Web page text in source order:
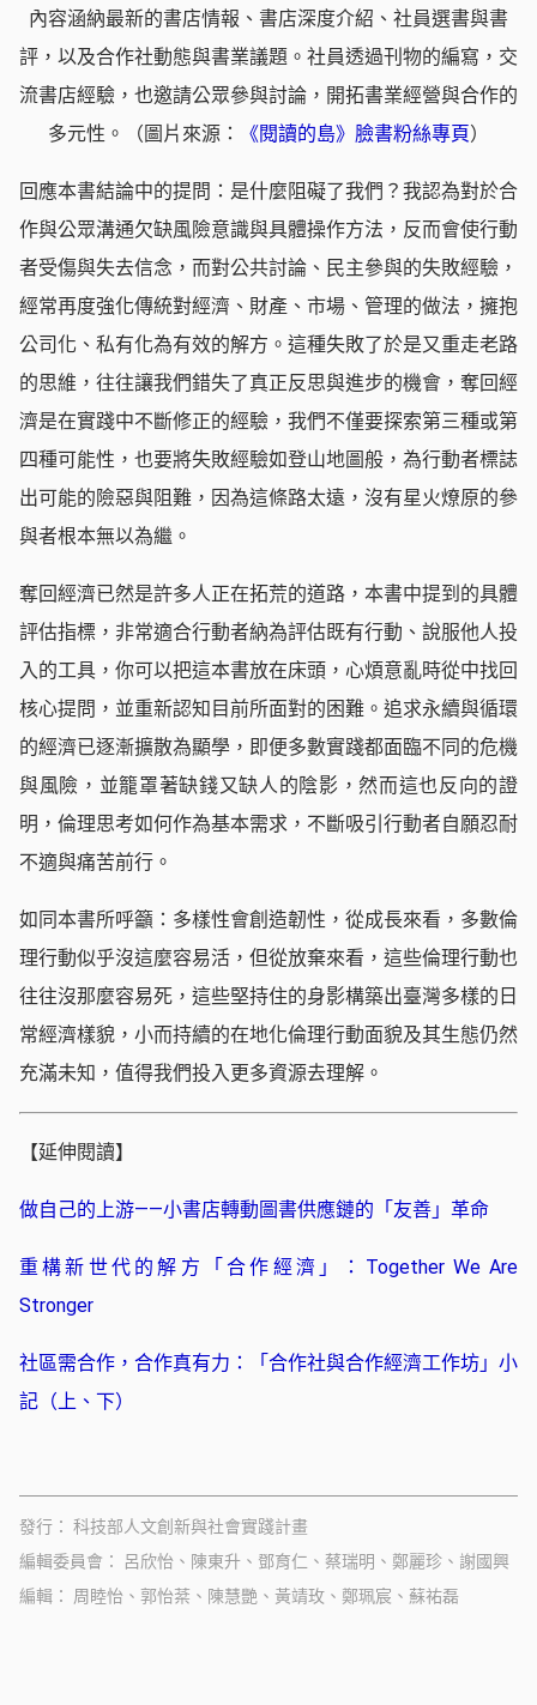
內容涵納最新的書店情報、書店深度介紹、社員選書與書
評，以及合作社動態與書業議題。社員透過刊物的編寫，交
流書店經驗，也邀請公眾參與討論，開拓書業經營與合作的
多元性。（圖片來源：
《閱讀的島》臉書粉絲專頁）
回應本書結論中的提問：是什麼阻礙了我們？我認為對於合
作與公眾溝通欠缺風險意識與具體操作方法，反而會使行動
者受傷與失去信念，而對公共討論、民主參與的失敗經驗，
經常再度強化傳統對經濟、財產、市場、管理的做法，擁抱
公司化、私有化為有效的解方。這種失敗了於是又重走老路
的思維，往往讓我們錯失了真正反思與進步的機會，奪回經
濟是在實踐中不斷修正的經驗，我們不僅要探索第三種或第
四種可能性，也要將失敗經驗如登山地圖般，為行動者標誌
出可能的險惡與阻難，因為這條路太遠，沒有星火燎原的參
與者根本無以為繼。
奪回經濟已然是許多人正在拓荒的道路，本書中提到的具體
評估指標，非常適合行動者納為評估既有行動、說服他人投
入的工具，你可以把這本書放在床頭，心煩意亂時從中找回
核心提問，並重新認知目前所面對的困難。追求永續與循環
的經濟已逐漸擴散為顯學，即便多數實踐都面臨不同的危機
與風險，並籠罩著缺錢又缺人的陰影，然而這也反向的證
明，倫理思考如何作為基本需求，不斷吸引行動者自願忍耐
不適與痛苦前行。
如同本書所呼籲：多樣性會創造韌性，從成長來看，多數倫
理行動似乎沒這麼容易活，但從放棄來看，這些倫理行動也
往往沒那麼容易死，這些堅持住的身影構築出臺灣多樣的日
常經濟樣貌，小而持續的在地化倫理行動面貌及其生態仍然
充滿未知，值得我們投入更多資源去理解。
【延伸閱讀】
做自己的上游——小書店轉動圖書供應鏈的「友善」革命
重構新世代的解方「合作經濟」：Together We Are
Stronger
社區需合作，合作真有力：「合作社與合作經濟工作坊」小
記（上、下）
發行
科技部人文創新與社會實踐計畫
編輯委員會
呂欣怡、陳東升、鄧育仁、蔡瑞明、鄭麗珍、謝國興
編輯
周睦怡、郭怡棻、陳慧艷、黃靖玫、鄭珮宸、蘇祐磊